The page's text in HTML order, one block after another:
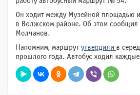
Он ходит между Музейной площадью
в Волжском районе. Об этом сообщил
Молчанов.
Напомним, маршрут утвердили в
прошлого года. Автобус ходил